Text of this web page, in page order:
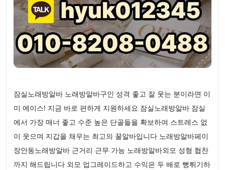
잠실노래방알바 노래방알바구인 성격 좋고 잘 웃는 분이라면 이
미 에이스! 지금 바로 편하게 지원하세요 잠실노래방알바 잠실
에서 가장 매너 좋고 수준 높은 단골들을 확보하여 스트레스 없
이 웃으며 지갑을 채우는 최고의 꿀알바입니다 노래방알바페이
장안동노래방알바 근거리 근무 가능 노래방알바외모 성형 협찬
까지 해드립니다 외모 업그레이드하고 수익은 두 배로 뻥튀기하